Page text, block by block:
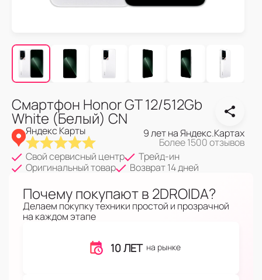
Смартфон Honor GT 12/512Gb
White (Белый) CN
Яндекс Карты 9 лет на Яндекс.Картах
Более 1500 отзывов
Свой сервисный центр
Трейд-ин
Оригинальный товар
Возврат 14 дней
Почему покупают в 2DROIDA?
Делаем покупку техники простой и прозрачной
на каждом этапе
10 ЛЕТ на рынке